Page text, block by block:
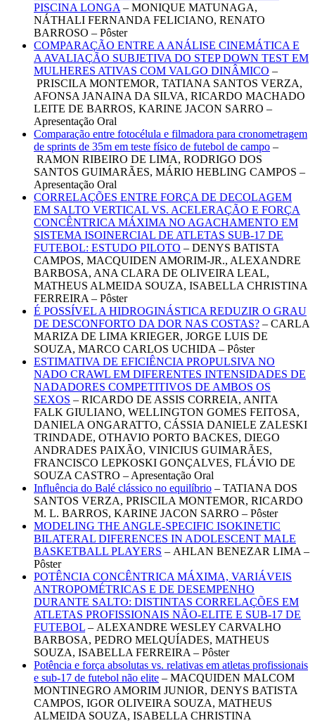
PISCINA LONGA – MONIQUE MATUNAGA,
NÁTHALI FERNANDA FELICIANO, RENATO
BARROSO – Pôster
COMPARAÇÃO ENTRE A ANÁLISE CINEMÁTICA E
A AVALIAÇÃO SUBJETIVA DO STEP DOWN TEST EM
MULHERES ATIVAS COM VALGO DINÂMICO –
PRISCILA MONTEMOR, TATIANA SANTOS VERZA,
AFONSA JANAINA DA SILVA, RICARDO MACHADO
LEITE DE BARROS, KARINE JACON SARRO –
Apresentação Oral
Comparação entre fotocélula e filmadora para cronometragem
de sprints de 35m em teste físico de futebol de campo –
RAMON RIBEIRO DE LIMA, RODRIGO DOS
SANTOS GUIMARÃES, MÁRIO HEBLING CAMPOS –
Apresentação Oral
CORRELAÇÕES ENTRE FORÇA DE DECOLAGEM
EM SALTO VERTICAL VS. ACELERAÇÃO E FORÇA
CONCÊNTRICA MÁXIMA NO AGACHAMENTO EM
SISTEMA ISOINERCIAL DE ATLETAS SUB-17 DE
FUTEBOL: ESTUDO PILOTO – DENYS BATISTA
CAMPOS, MACQUIDEN AMORIM-JR., ALEXANDRE
BARBOSA, ANA CLARA DE OLIVEIRA LEAL,
MATHEUS ALMEIDA SOUZA, ISABELLA CHRISTINA
FERREIRA – Pôster
É POSSÍVEL A HIDROGINÁSTICA REDUZIR O GRAU
DE DESCONFORTO DA DOR NAS COSTAS? – CARLA
MARIZA DE LIMA KRIEGER, JORGE LUIS DE
SOUZA, MARCO CARLOS UCHIDA – Pôster
ESTIMATIVA DE EFICIÊNCIA PROPULSIVA NO
NADO CRAWL EM DIFERENTES INTENSIDADES DE
NADADORES COMPETITIVOS DE AMBOS OS
SEXOS – RICARDO DE ASSIS CORREIA, ANITA
FALK GIULIANO, WELLINGTON GOMES FEITOSA,
DANIELA ONGARATTO, CÁSSIA DANIELE ZALESKI
TRINDADE, OTHAVIO PORTO BACKES, DIEGO
ANDRADES PAIXÃO, VINICIUS GUIMARÃES,
FRANCISCO LEPKOSKI GONÇALVES, FLÁVIO DE
SOUZA CASTRO – Apresentação Oral
Influência do Balé clássico no equilíbrio – TATIANA DOS
SANTOS VERZA, PRISCILA MONTEMOR, RICARDO
M. L. BARROS, KARINE JACON SARRO – Pôster
MODELING THE ANGLE-SPECIFIC ISOKINETIC
BILATERAL DIFERENCES IN ADOLESCENT MALE
BASKETBALL PLAYERS – AHLAN BENEZAR LIMA –
Pôster
POTÊNCIA CONCÊNTRICA MÁXIMA, VARIÁVEIS
ANTROPOMÉTRICAS E DE DESEMPENHO
DURANTE SALTO: DISTINTAS CORRELAÇÕES EM
ATLETAS PROFISSIONAIS NÃO-ELITE E SUB-17 DE
FUTEBOL – ALEXANDRE WESLEY CARVALHO
BARBOSA, PEDRO MELQUÍADES, MATHEUS
SOUZA, ISABELLA FERREIRA – Pôster
Potência e força absolutas vs. relativas em atletas profissionais
e sub-17 de futebol não elite – MACQUIDEN MALCOM
MONTINEGRO AMORIM JUNIOR, DENYS BATISTA
CAMPOS, IGOR OLIVEIRA SOUZA, MATHEUS
ALMEIDA SOUZA, ISABELLA CHRISTINA